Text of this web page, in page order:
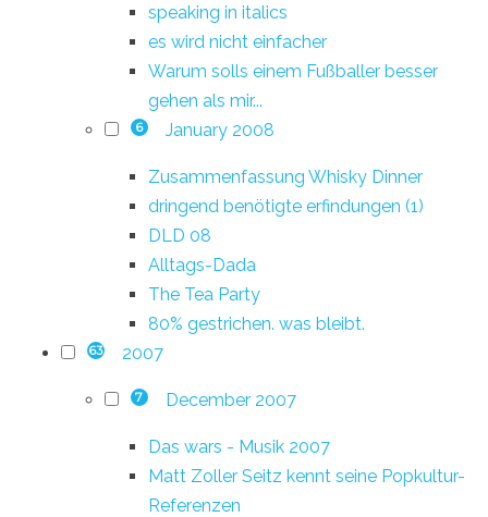
speaking in italics
es wird nicht einfacher
Warum solls einem Fußballer besser
gehen als mir...
6 January 2008
Zusammenfassung Whisky Dinner
dringend benötigte erfindungen (1)
DLD 08
Alltags-Dada
The Tea Party
80% gestrichen. was bleibt.
63 2007
7 December 2007
Das wars - Musik 2007
Matt Zoller Seitz kennt seine Popkultur-
Referenzen